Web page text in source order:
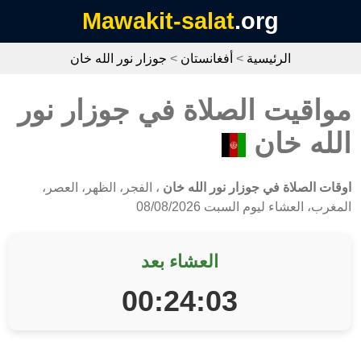
Mawakit-salat.org
الرئيسية > أفغانستان > جوزار نور الله خان
مواقيت الصلاة في جوزار نور
الله خان
اوقات الصلاة في جوزار نور الله خان ، الفجر، الظهر، العصر،
المغرب، العشاء ليوم السبت 08/08/2026
العشاء بعد
00:24:03